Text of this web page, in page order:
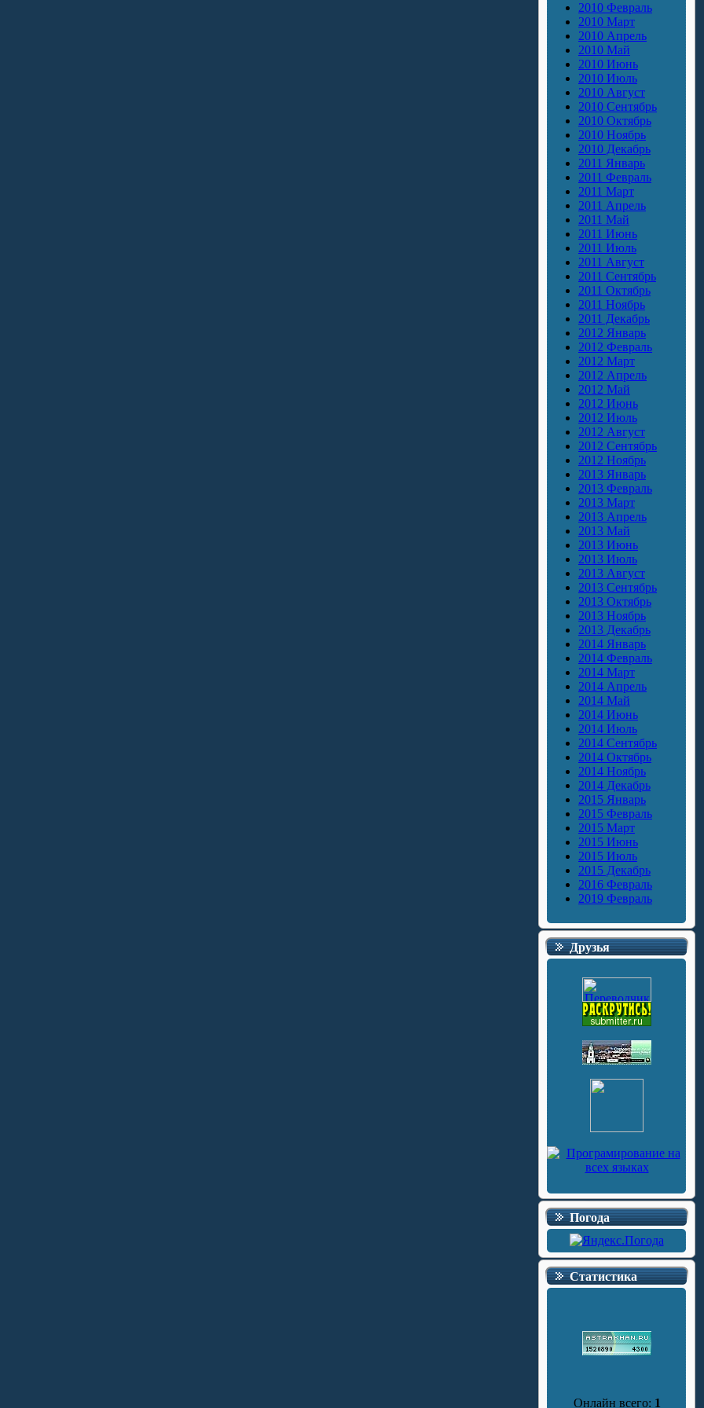
2010 Февраль
2010 Март
2010 Апрель
2010 Май
2010 Июнь
2010 Июль
2010 Август
2010 Сентябрь
2010 Октябрь
2010 Ноябрь
2010 Декабрь
2011 Январь
2011 Февраль
2011 Март
2011 Апрель
2011 Май
2011 Июнь
2011 Июль
2011 Август
2011 Сентябрь
2011 Октябрь
2011 Ноябрь
2011 Декабрь
2012 Январь
2012 Февраль
2012 Март
2012 Апрель
2012 Май
2012 Июнь
2012 Июль
2012 Август
2012 Сентябрь
2012 Ноябрь
2013 Январь
2013 Февраль
2013 Март
2013 Апрель
2013 Май
2013 Июнь
2013 Июль
2013 Август
2013 Сентябрь
2013 Октябрь
2013 Ноябрь
2013 Декабрь
2014 Январь
2014 Февраль
2014 Март
2014 Апрель
2014 Май
2014 Июнь
2014 Июль
2014 Сентябрь
2014 Октябрь
2014 Ноябрь
2014 Декабрь
2015 Январь
2015 Февраль
2015 Март
2015 Июнь
2015 Июль
2015 Декабрь
2016 Февраль
2019 Февраль
Друзья
Погода
Статистика
Онлайн всего: 1